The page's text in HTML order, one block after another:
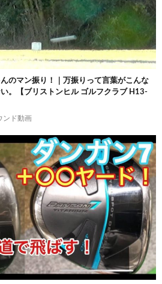
のマン振り！｜万振りって言葉がこんな
。【ブリストンヒル ゴルフクラブ H13-
ンド動画